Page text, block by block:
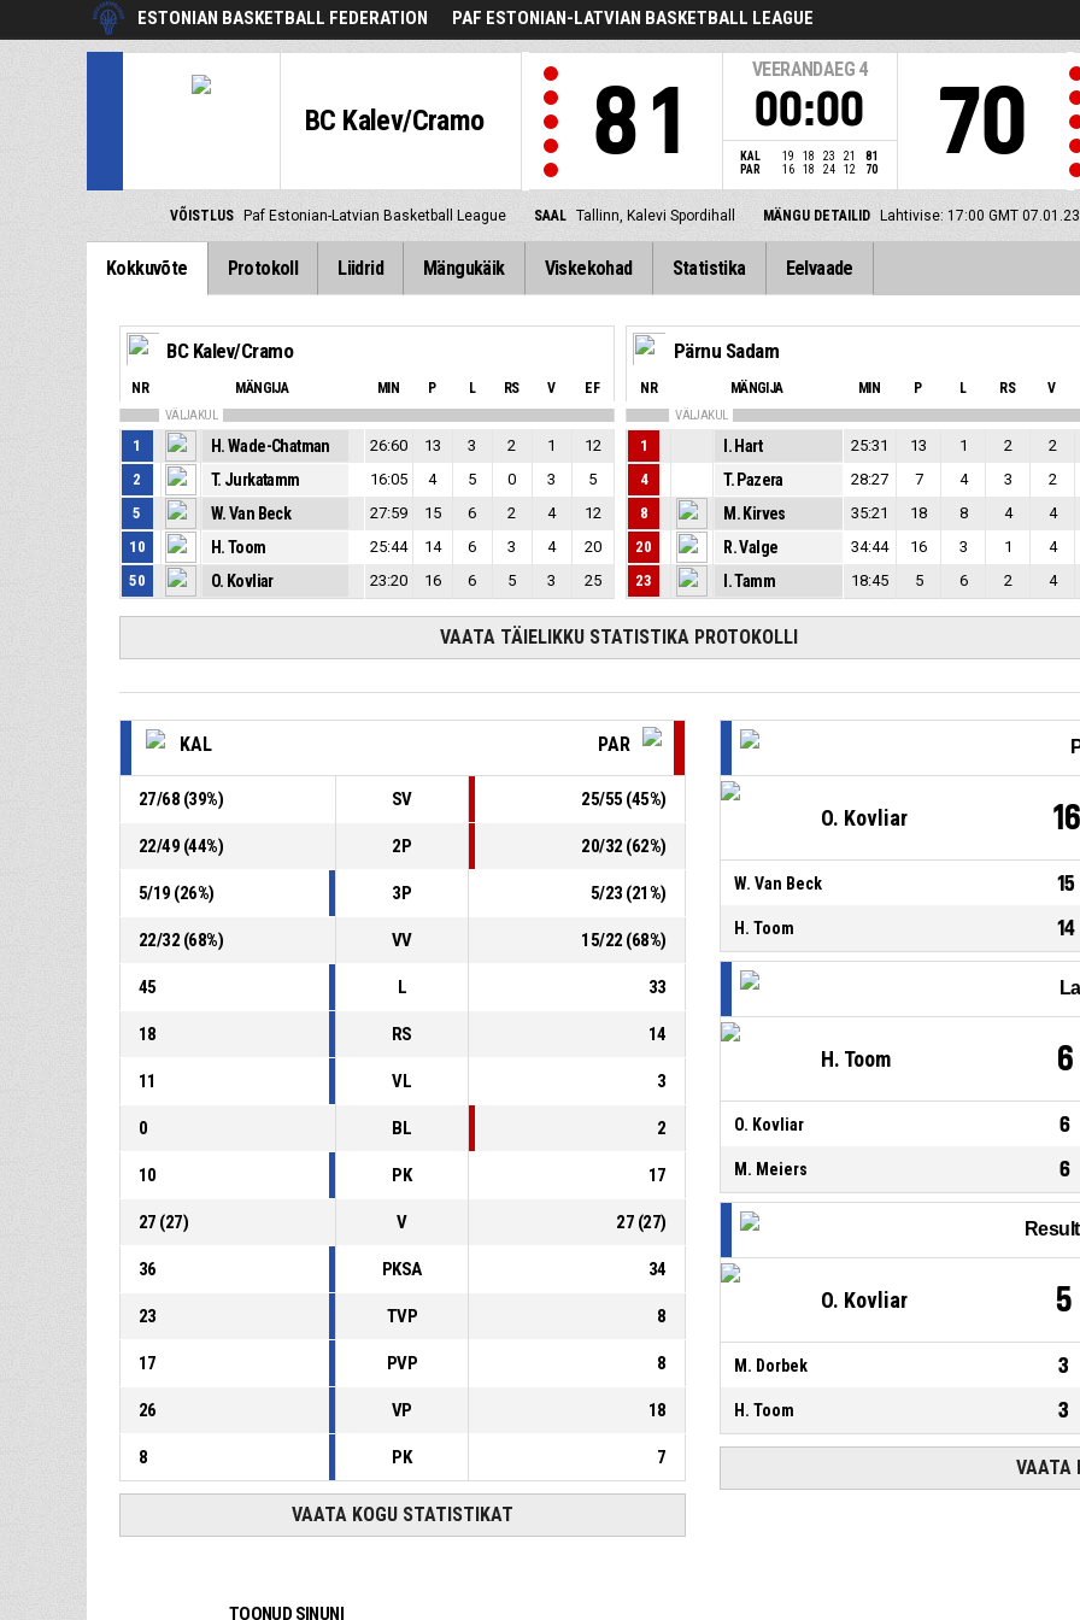
ESTONIAN BASKETBALL FEDERATION PAF ESTONIAN-LATVIAN BASKETBALL LEAGUE
BC Kalev/Cramo 81
VEERANDAEG 4
00:00
KAL 19 18 23 21
81
PAR
16 18 24 12 70 70
VÕISTLUS Paf Estonian-Latvian Basketball League SAAL Tallinn, Kalevi Spordihall MÄNGU DETAILID Lahtivise: 17:00 GMT 07.01.23
Kokkuvõte Protokoll Liidrid Mängukäik Viskekohad Statistika Eelvaade
BC Kalev/Cramo
NR MÄNGIJA MIN P L RS V EF
VÄLJAKUL
1 H. Wade-Chatman 26:60 13 3 2 1
12
2
T. Jurkatamm 16:05 4 5 0 3
5
5
W. Van Beck 27:59 15 6 2 4
12
10
H. Toom 25:44 14 6 3 4
20
50
O. Kovliar 23:20 16 6 5 3 25
Pärnu Sadam
NR MÄNGIJA MIN P L RS V
VÄLJAKUL
1 I. Hart 25:31 13 1 2 2
4
T. Pazera 28:27 7 4 3 2
8
M. Kirves 35:21 18 8 4 4
20
R. Valge 34:44 16 3 1 4
23
I. Tamm 18:45 5 6 2 4
VAATA TÄIELIKKU STATISTIKA PROTOKOLLI
KAL PAR
27/68 (39%) SV 25/55 (45%)
22/49 (44%) 2P 20/32 (62%)
5/19 (26%) 3P 5/23 (21%)
22/32 (68%) VV 15/22 (68%)
45 L 33
18 RS 14
11 VL 3
0 BL 2
10 PK 17
27 (27) V 27 (27)
36 PKSA 34
23 TVP 8
17 PVP 8
26 VP 18
8 PK 7
VAATA KOGU STATISTIKAT
O. Kovliar 16
W. Van Beck 15
H. Toom 14
H. Toom 6
O. Kovliar 6
M. Meiers 6
O. Kovliar 5
M. Dorbek 3
H. Toom 3
VAATA
TOONUD SINUNI